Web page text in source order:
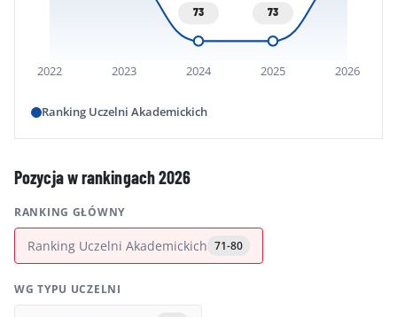
2022 2023 2024 2025 2026
73 73
Ranking Uczelni Akademickich
Pozycja w rankingach 2026
RANKING GŁÓWNY
Ranking Uczelni Akademickich 71-80
WG TYPU UCZELNI